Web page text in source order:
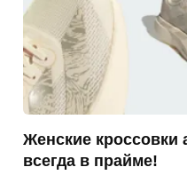
Женские кроссовки
всегда в прайме!